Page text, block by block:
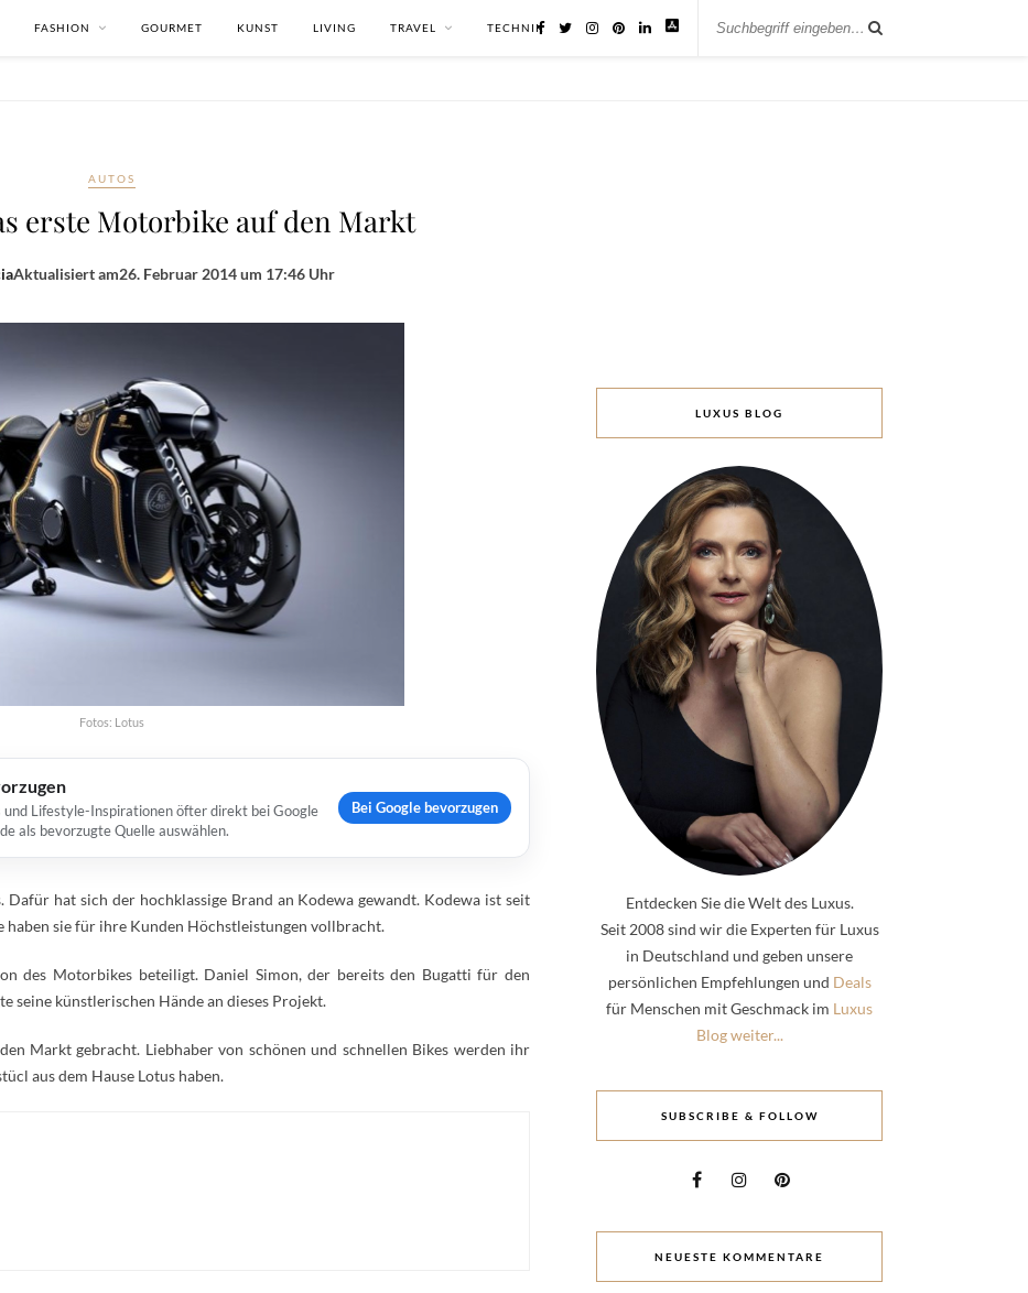
FASHION GOURMET KUNST LIVING TRAVEL TECHNIK
AUTOS
erste Motorbike auf den Markt
Aktualisiert am26. Februar 2014 um 17:46 Uhr
Fotos: Lotus
Lifestyle-Inspirationen öfter direkt bei Google
als bevorzugte Quelle auswählen.
Bei Google bevorzugen
hat sich der hochklassige Brand an Kodewa gewandt. Kodewa ist seit
haben sie für ihre Kunden Höchstleistungen vollbracht.
des Motorbikes beteiligt. Daniel Simon, der bereits den Bugatti für den
seine künstlerischen Hände an dieses Projekt.
Markt gebracht. Liebhaber von schönen und schnellen Bikes werden ihr
aus dem Hause Lotus haben.
LUXUS BLOG
Entdecken Sie die Welt des Luxus.
Seit 2008 sind wir die Experten für Luxus
in Deutschland und geben unsere
persönlichen Empfehlungen und Deals
für Menschen mit Geschmack im Luxus
Blog weiter...
SUBSCRIBE & FOLLOW
NEUESTE KOMMENTARE